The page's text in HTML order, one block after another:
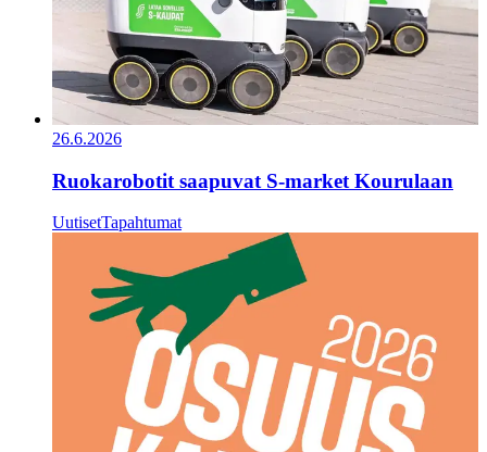
26.6.2026
Ruokarobotit saapuvat S-market Kourulaan
UutisetTapahtumat